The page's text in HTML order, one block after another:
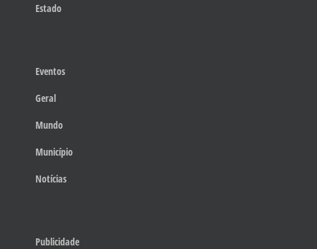
Estado
Eventos
Geral
Mundo
Município
Notícias
Publicidade